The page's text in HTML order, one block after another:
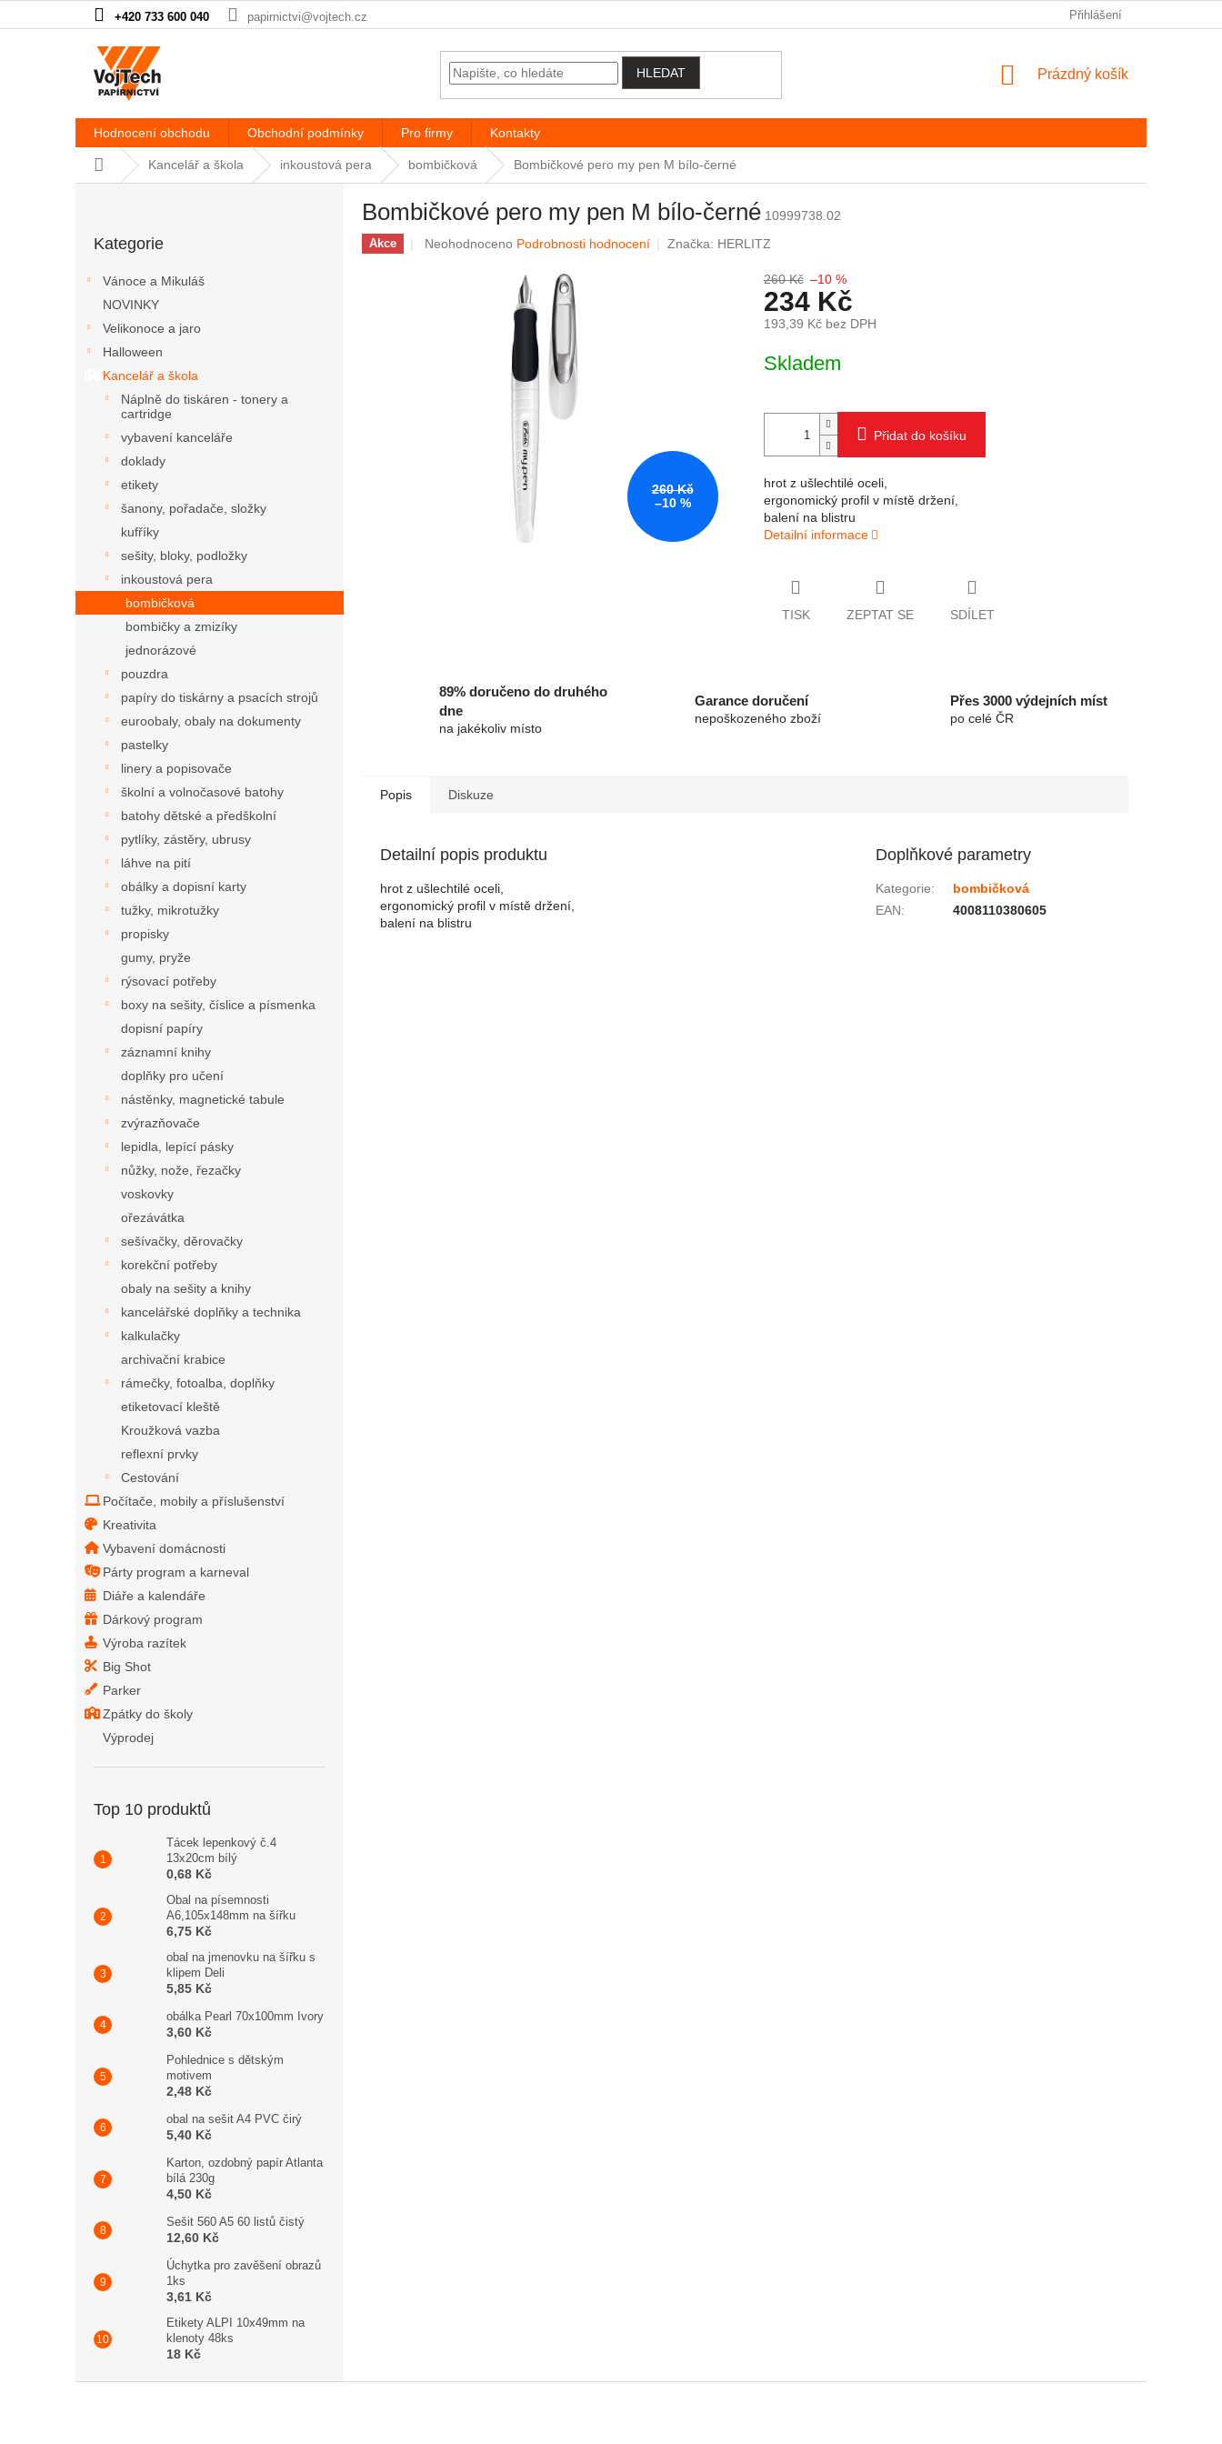
+420 733 600 040 papirnictvi@vojtech.cz Přihlášení
HLEDAT NÁKUPNÍ KOŠÍK
Prázdný košík
Hodnocení obchodu Obchodní podmínky Pro firmy Kontakty
Domů Kancelář a škola inkoustová pera bombičková Bombičkové pero my pen M bílo-černé
Kategorie
Vánoce a Mikuláš
NOVINKY
Velikonoce a jaro
Halloween
Kancelář a škola
Náplně do tiskáren - tonery a
cartridge
vybavení kanceláře
doklady
etikety
šanony, pořadače, složky
kufříky
sešity, bloky, podložky
inkoustová pera
bombičková
bombičky a zmizíky
jednorázové
pouzdra
papíry do tiskárny a psacích strojů
euroobaly, obaly na dokumenty
pastelky
linery a popisovače
školní a volnočasové batohy
batohy dětské a předškolní
pytlíky, zástěry, ubrusy
láhve na pití
obálky a dopisní karty
tužky, mikrotužky
propisky
gumy, pryže
rýsovací potřeby
boxy na sešity, číslice a písmenka
dopisní papíry
záznamní knihy
doplňky pro učení
nástěnky, magnetické tabule
zvýrazňovače
lepidla, lepící pásky
nůžky, nože, řezačky
voskovky
ořezávátka
sešívačky, děrovačky
korekční potřeby
obaly na sešity a knihy
kancelářské doplňky a technika
kalkulačky
archivační krabice
rámečky, fotoalba, doplňky
etiketovací kleště
Kroužková vazba
reflexní prvky
Cestování
Počítače, mobily a příslušenství
Kreativita
Vybavení domácnosti
Párty program a karneval
Diáře a kalendáře
Dárkový program
Výroba razítek
Big Shot
Parker
Zpátky do školy
Výprodej
Top 10 produktů
Tácek lepenkový č.4
13x20cm bílý
0,68 Kč
Obal na písemnosti
A6,105x148mm na šířku
6,75 Kč
obal na jmenovku na šířku s
klipem Deli
5,85 Kč
obálka Pearl 70x100mm Ivory
3,60 Kč
Pohlednice s dětským
motivem
2,48 Kč
obal na sešit A4 PVC čirý
5,40 Kč
Karton, ozdobný papír Atlanta
bílá 230g
4,50 Kč
Sešit 560 A5 60 listů čistý
12,60 Kč
Úchytka pro zavěšení obrazů
1ks
3,61 Kč
Etikety ALPI 10x49mm na
klenoty 48ks
18 Kč
Bombičkové pero my pen M bílo-černé 10999738.02
Akce Průměrné hodnocení produktu je 0,0 z 5 hvězdiček.
Neohodnoceno Podrobnosti hodnocení Značka: HERLITZ
260 Kč
–10 %
260 Kč –10 %
234 Kč
193,39 Kč bez DPH
Skladem
Přidat do košíku
hrot z ušlechtilé oceli,
ergonomický profil v místě držení,
balení na blistru
Detailní informace
TISK ZEPTAT SE SDÍLET
89% doručeno do druhého
dne
na jakékoliv místo
Garance doručení
nepoškozeného zboží
Přes 3000 výdejních míst
po celé ČR
Popis Diskuze
Detailní popis produktu
hrot z ušlechtilé oceli,
ergonomický profil v místě držení,
balení na blistru
Doplňkové parametry
Kategorie:
bombičková
EAN: 4008110380605